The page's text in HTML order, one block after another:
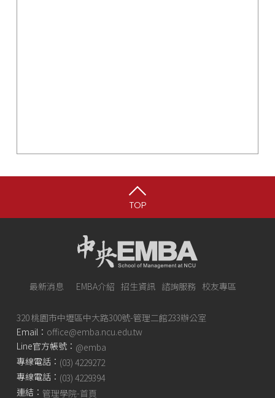
TOP
最新消息 EMBA介紹 招生資訊 諮詢服務 校友專區
320 桃園市中壢區中大路300號-管理二館233辦公室
Email： office@emba.ncu.edu.tw
Line官方帳號： @emba
專線電話： (03) 4229272
專線電話： (03) 4229394
連結： 管理學院-首頁